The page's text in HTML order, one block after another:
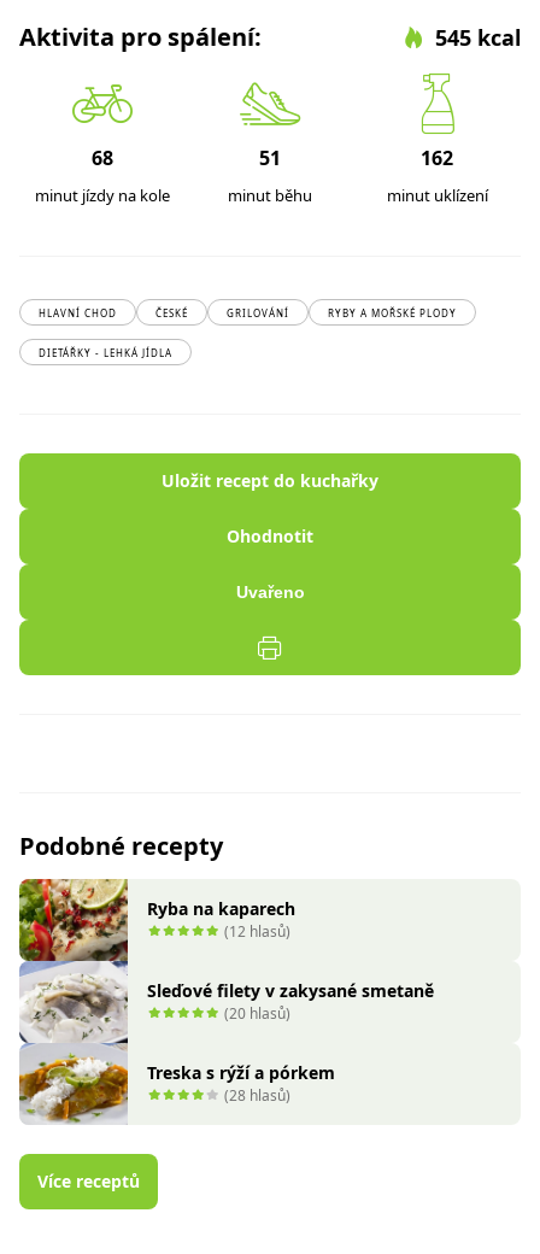
Aktivita pro spálení: 545 kcal
68
minut jízdy na kole
51
minut běhu
162
minut uklízení
HLAVNÍ CHOD ČESKÉ GRILOVÁNÍ RYBY A MOŘSKÉ PLODY
DIETÁŘKY - LEHKÁ JÍDLA
Uložit recept do kuchařky
Ohodnotit
Uvařeno
Podobné recepty
Ryba na kaparech
(12 hlasů)
Sleďové filety v zakysané smetaně
(20 hlasů)
Treska s rýží a pórkem
(28 hlasů)
Více receptů